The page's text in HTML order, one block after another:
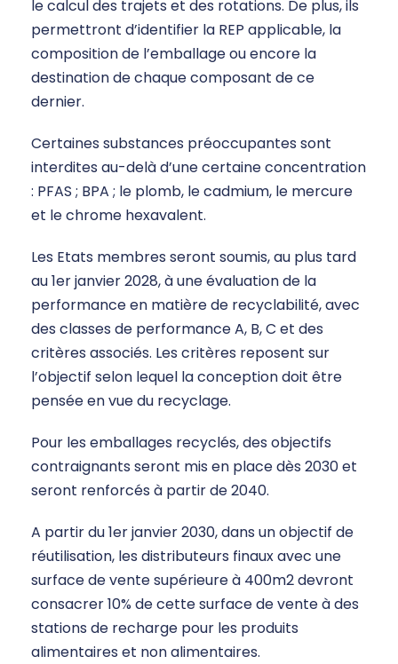
le calcul des trajets et des rotations. De plus, ils
permettront d’identifier la REP applicable, la
composition de l’emballage ou encore la
destination de chaque composant de ce
dernier.
Certaines substances préoccupantes sont
interdites au-delà d’une certaine concentration
: PFAS ; BPA ; le plomb, le cadmium, le mercure
et le chrome hexavalent.
Les Etats membres seront soumis, au plus tard
au 1er janvier 2028, à une évaluation de la
performance en matière de recyclabilité, avec
des classes de performance A, B, C et des
critères associés. Les critères reposent sur
l’objectif selon lequel la conception doit être
pensée en vue du recyclage.
Pour les emballages recyclés, des objectifs
contraignants seront mis en place dès 2030 et
seront renforcés à partir de 2040.
A partir du 1er janvier 2030, dans un objectif de
réutilisation, les distributeurs finaux avec une
surface de vente supérieure à 400m2 devront
consacrer 10% de cette surface de vente à des
stations de recharge pour les produits
alimentaires et non alimentaires.